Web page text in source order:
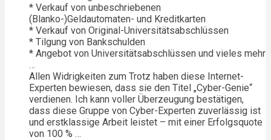
* Verkauf von unbeschriebenen
(Blanko-)Geldautomaten- und Kreditkarten
* Verkauf von Original-Universitätsabschlüssen
* Tilgung von Bankschulden
* Angebot von Universitätsabschlüssen und vieles mehr
…
Allen Widrigkeiten zum Trotz haben diese Internet-
Experten bewiesen, dass sie den Titel „Cyber-Genie“
verdienen. Ich kann voller Überzeugung bestätigen,
dass diese Gruppe von Cyber-Experten zuverlässig ist
und erstklassige Arbeit leistet – mit einer Erfolgsquote
von 100 % …